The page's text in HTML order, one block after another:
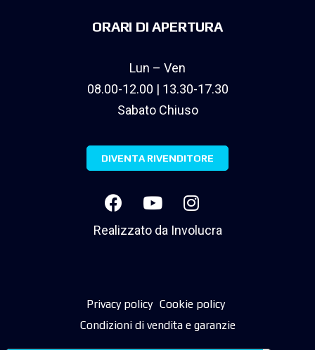
ORARI DI APERTURA
Lun – Ven
08.00-12.00 | 13.30-17.30
Sabato Chiuso
DIVENTA RIVENDITORE
Realizzato da Involucra
Privacy policy Cookie policy
Condizioni di vendita e garanzie